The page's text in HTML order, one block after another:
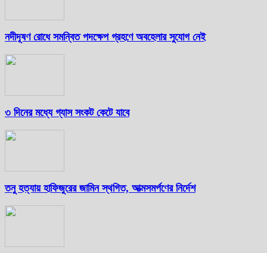
নদীদূষণ রোধে সমন্বিত পদক্ষেপ গ্রহণে অবহেলার সুযোগ নেই
৩ দিনের মধ্যে গ্যাস সংকট কেটে যাবে
তনু হত্যায় হাফিজুরের জামিন স্থগিত, আত্মসমর্পণের নির্দেশ